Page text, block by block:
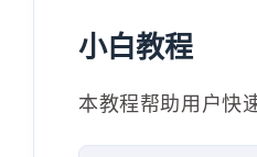
小白教程
本教程帮助用户快